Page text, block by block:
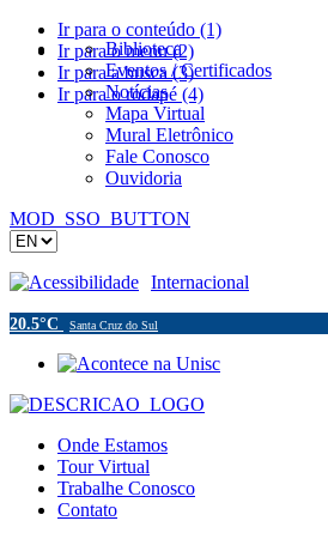
Ir para o conteúdo (1)
Ir para o menu (2)
Ir para a busca (3)
Ir para o rodapé (4)
Biblioteca
Eventos / Certificados
Notícias
Mapa Virtual
Mural Eletrônico
Fale Conosco
Ouvidoria
MOD_SSO_BUTTON
Acessibilidade Internacional
20.5°C Santa Cruz do Sul
Onde Estamos
Tour Virtual
Trabalhe Conosco
Contato